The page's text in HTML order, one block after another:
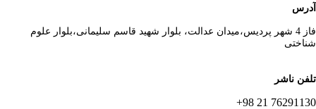
فاز 4 شهر پردیس،میدان عدالت، بلوار شهید قاسم سلیمانی،بلوار علوم
ناشر
76291130 21